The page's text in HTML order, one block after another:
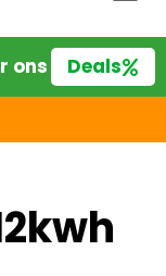
ons Deals